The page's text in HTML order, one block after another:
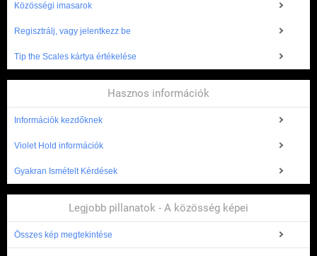
Közösségi imasarok
Regisztrálj, vagy jelentkezz be
Tip the Scales kártya értékelése
Hasznos információk
Információk kezdőknek
Violet Hold információk
Gyakran Ismételt Kérdések
Legjobb pillanatok - A közösség képei
Összes kép megtekintése